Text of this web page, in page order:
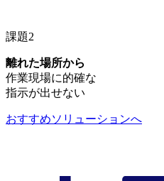
課題2
離れた場所から
作業現場に的確な
指⽰が出せない
おすすめソリューションへ